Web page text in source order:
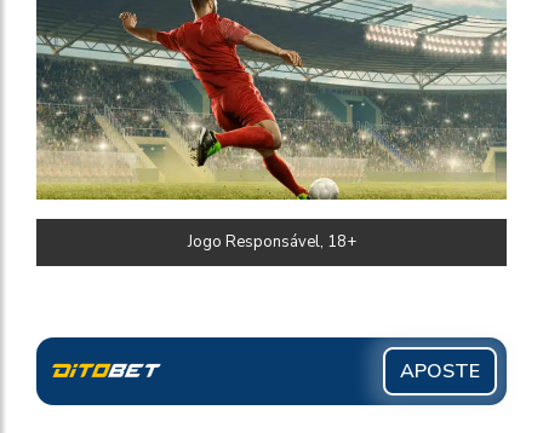
Jogo Responsável, 18+
APOSTE